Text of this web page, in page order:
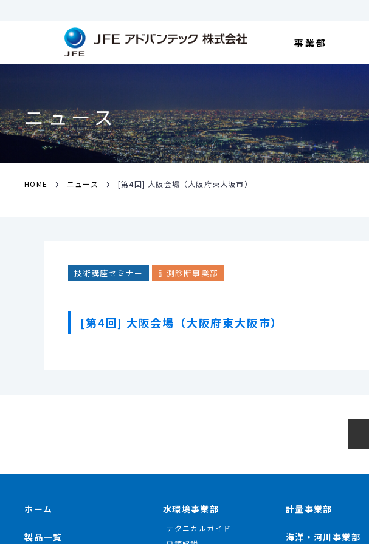
事業部
ニュース
HOME › ニュース › [第4回] 大阪会場（大阪府東大阪市）
技術講座セミナー 計測診断事業部
[第4回] 大阪会場（大阪府東大阪市）
ホーム
製品一覧
水環境事業部
-テクニカルガイド
計量事業部
海洋・河川事業部